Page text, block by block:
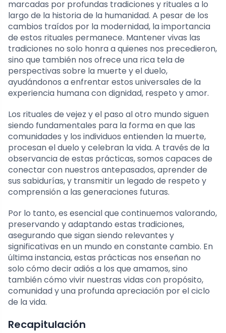
marcadas por profundas tradiciones y rituales a lo
largo de la historia de la humanidad. A pesar de los
cambios traídos por la modernidad, la importancia
de estos rituales permanece. Mantener vivas las
tradiciones no solo honra a quienes nos precedieron,
sino que también nos ofrece una rica tela de
perspectivas sobre la muerte y el duelo,
ayudándonos a enfrentar estos universales de la
experiencia humana con dignidad, respeto y amor.
Los rituales de vejez y el paso al otro mundo siguen
siendo fundamentales para la forma en que las
comunidades y los individuos entienden la muerte,
procesan el duelo y celebran la vida. A través de la
observancia de estas prácticas, somos capaces de
conectar con nuestros antepasados, aprender de
sus sabidurías, y transmitir un legado de respeto y
comprensión a las generaciones futuras.
Por lo tanto, es esencial que continuemos valorando,
preservando y adaptando estas tradiciones,
asegurando que sigan siendo relevantes y
significativas en un mundo en constante cambio. En
última instancia, estas prácticas nos enseñan no
solo cómo decir adiós a los que amamos, sino
también cómo vivir nuestras vidas con propósito,
comunidad y una profunda apreciación por el ciclo
de la vida.
Recapitulación